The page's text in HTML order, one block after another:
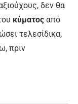
δεν θα
κύματος από
τελεσίδικα,
πριν